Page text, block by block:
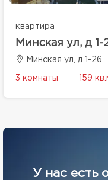
квартира
Минская ул, д 1-
Минская ул, д 1-26
3 комнаты 159
У нас есть